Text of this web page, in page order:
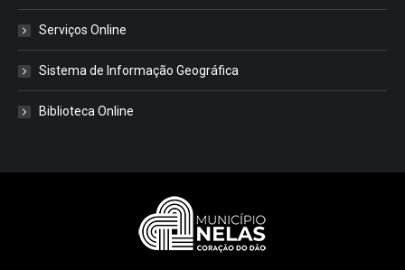
Serviços Online
Sistema de Informação Geográfica
Biblioteca Online